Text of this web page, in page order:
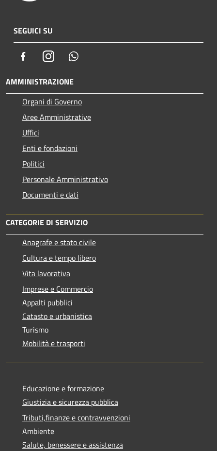
SEGUICI SU
FacebookInstagram
AMMINISTRAZIONE
Organi di Governo
Aree Amministrative
Uffici
Enti e fondazioni
Politici
Personale Amministrativo
Documenti e dati
CATEGORIE DI SERVIZIO
Anagrafe e stato civile
Cultura e tempo libero
Vita lavorativa
Imprese e Commercio
Appalti pubblici
Catasto e urbanistica
Turismo
Mobilità e trasporti
Educazione e formazione
Giustizia e sicurezza pubblica
Tributi,finanze e contravvenzioni
Ambiente
Salute, benessere e assistenza